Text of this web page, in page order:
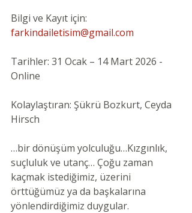
Bilgi ve Kayıt için:
farkindailetisim@gmail.com
Tarihler: 31 Ocak – 14 Mart 2026 -
Online
Kolaylaştıran: Şükrü Bozkurt, Ceyda
Hirsch
…bir dönüşüm yolculuğu…Kızgınlık,
suçluluk ve utanç… Çoğu zaman
kaçmak istediğimiz, üzerini
örttüğümüz ya da başkalarına
yönlendirdiğimiz duygular.